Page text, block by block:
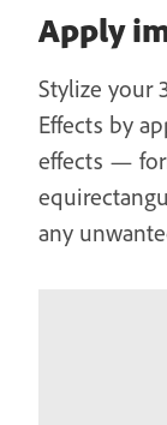
Apply
Stylize your
Effects by
effects —
any